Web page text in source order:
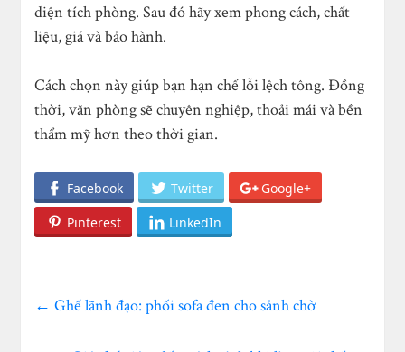
diện tích phòng. Sau đó hãy xem phong cách, chất
liệu, giá và bảo hành.
Cách chọn này giúp bạn hạn chế lỗi lệch tông. Đồng
thời, văn phòng sẽ chuyên nghiệp, thoải mái và bền
thẩm mỹ hơn theo thời gian.
Facebook Twitter
Google+
Pinterest
LinkedIn
← Ghế lãnh đạo: phối sofa đen cho sảnh chờ